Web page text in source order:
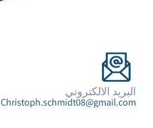
البريد الالكتروني
Christoph.schmidt08@gmail.com